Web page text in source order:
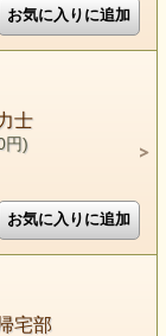
士
円)
宅部